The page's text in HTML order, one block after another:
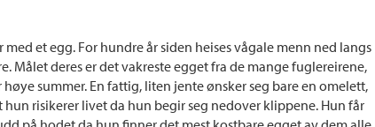
et egg. For hundre år siden heises vågale menn ned langs
Målet deres er det vakreste egget fra de mange fuglereirene,
høye summer. En fattig, liten jente ønsker seg bare en omelett,
hun risikerer livet da hun begir seg nedover klippene. Hun får